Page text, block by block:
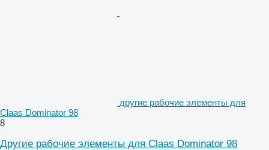
другие рабочие элементы для
Claas Dominator 98
8
Другие рабочие элементы для Claas Dominator 98